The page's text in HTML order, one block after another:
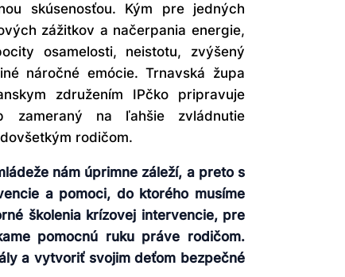
skúsenosťou. Kým pre jedných
zážitkov a načerpania energie,
osamelosti, neistotu, zvýšený
náročné emócie. Trnavská župa
združením IPčko pripravuje
zameraný na ľahšie zvládnutie
rodičom.
nám úprimne záleží, a preto s
a pomoci, do ktorého musíme
školenia krízovej intervencie, pre
pomocnú ruku práve rodičom.
a vytvoriť svojim deťom bezpečné